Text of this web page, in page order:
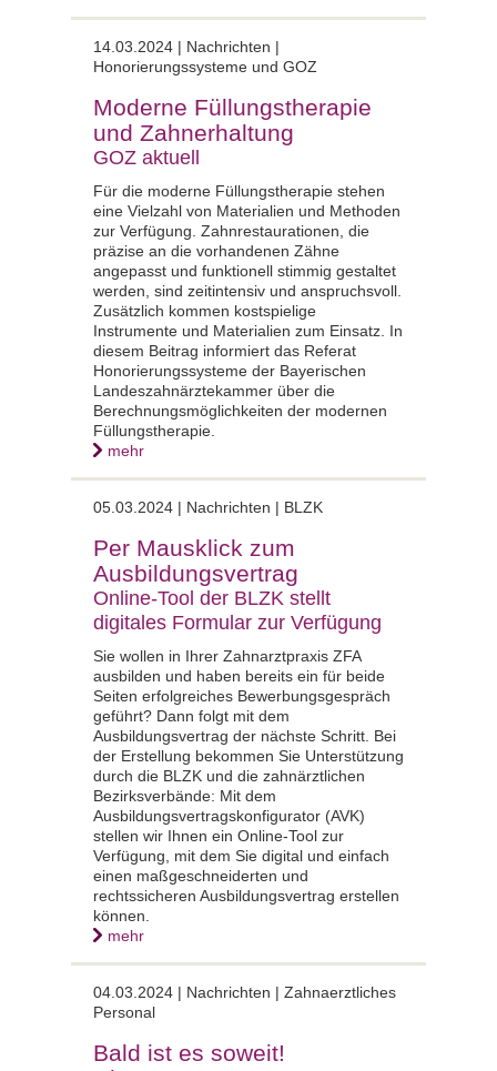
14.03.2024 | Nachrichten |
Honorierungssysteme und GOZ
Moderne Füllungstherapie
und Zahnerhaltung
GOZ aktuell
Für die moderne Füllungstherapie stehen
eine Vielzahl von Materialien und Methoden
zur Verfügung. Zahnrestaurationen, die
präzise an die vorhandenen Zähne
angepasst und funktionell stimmig gestaltet
werden, sind zeitintensiv und anspruchsvoll.
Zusätzlich kommen kostspielige
Instrumente und Materialien zum Einsatz. In
diesem Beitrag informiert das Referat
Honorierungssysteme der Bayerischen
Landeszahnärztekammer über die
Berechnungsmöglichkeiten der modernen
Füllungstherapie.
mehr
05.03.2024 | Nachrichten | BLZK
Per Mausklick zum
Ausbildungsvertrag
Online-Tool der BLZK stellt
digitales Formular zur Verfügung
Sie wollen in Ihrer Zahnarztpraxis ZFA
ausbilden und haben bereits ein für beide
Seiten erfolgreiches Bewerbungsgespräch
geführt? Dann folgt mit dem
Ausbildungsvertrag der nächste Schritt. Bei
der Erstellung bekommen Sie Unterstützung
durch die BLZK und die zahnärztlichen
Bezirksverbände: Mit dem
Ausbildungsvertragskonfigurator (AVK)
stellen wir Ihnen ein Online-Tool zur
Verfügung, mit dem Sie digital und einfach
einen maßgeschneiderten und
rechtssicheren Ausbildungsvertrag erstellen
können.
mehr
04.03.2024 | Nachrichten | Zahnaerztliches
Personal
Bald ist es soweit!